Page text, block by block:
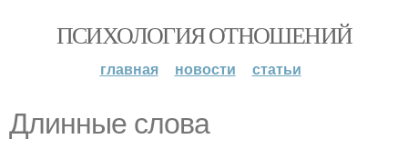
ПСИХОЛОГИЯ ОТНОШЕНИЙ
главная новости статьи
Длинные слова